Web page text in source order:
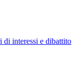
di interessi e dibattito